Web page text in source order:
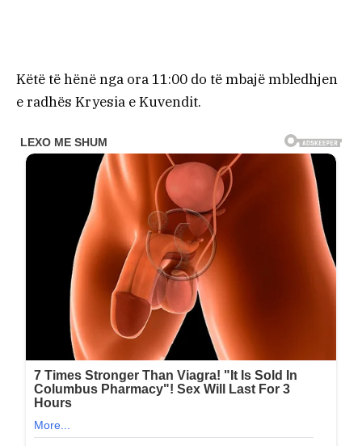
Këtë të hënë nga ora 11:00 do të mbajë mbledhjen
e radhës Kryesia e Kuvendit.